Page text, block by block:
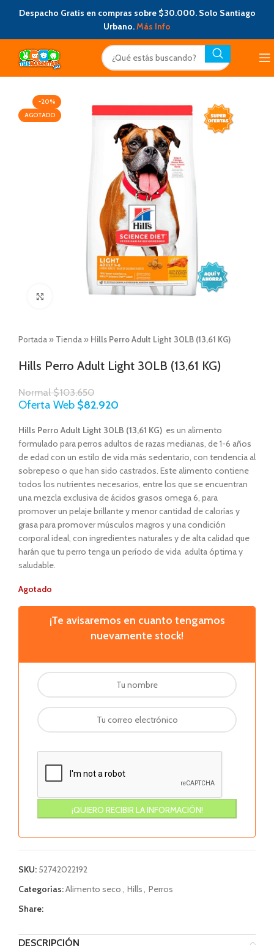
Despacho Gratis en compras sobre $30.000. Solo Santiago
Urbano.Más Info
-20%
AGOTADO
Click to enlarge
Portada » Tienda » Hills Perro Adult Light 30LB (13,61 KG)
Hills Perro Adult Light 30LB (13,61 KG)
Normal$103.650
Oferta Web $82.920
Hills Perro Adult Light 30LB (13,61 KG) es un alimento
formulado para perros adultos de razas medianas, de 1-6 años
de edad con un estilo de vida más sedentario, con tendencia al
sobrepeso o que han sido castrados. Este alimento contiene
todos los nutrientes necesarios, entre los que se encuentran
una mezcla exclusiva de ácidos grasos omega 6, para
promover un pelaje brillante y menor cantidad de calorías y
grasa para promover músculos magros y una condición
corporal ideal, con ingredientes naturales y de alta calidad que
harán que tu perro tenga un período de vida adulta óptima y
saludable.
Agotado
¡Te avisaremos en cuanto tengamos
nuevamente stock!
SKU: 52742022192
Categorías:Alimento seco, Hills, Perros
Share:
DESCRIPCIÓN